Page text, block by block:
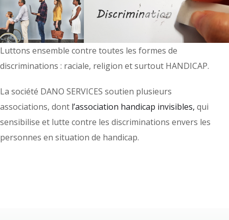
Luttons ensemble contre toutes les formes de
discriminations : raciale, religion et surtout HANDICAP.
La société DANO SERVICES soutien plusieurs
associations, dont l’association handicap invisibles, qui
sensibilise et lutte contre les discriminations envers les
personnes en situation de handicap.